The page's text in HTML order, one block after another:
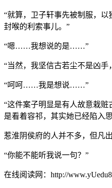
“就算，卫子轩事先被制服，以
封喉的利索事儿。”
“嗯……我想说的是……”
“当然，我坚信古若尘不是凶手
“呵呵……我是想说……”
“这件案子明显是有人故意栽
是看着容祁，其实她已经陷入
惹淮阴侯府的人并不多，但凡
“你能不能听我说一句？”
在线阅读网：http://